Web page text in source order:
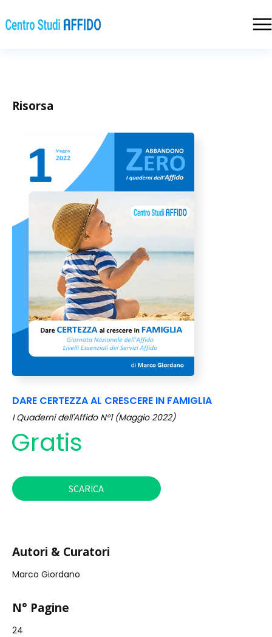
Risorsa
DARE CERTEZZA AL CRESCERE IN FAMIGLIA
I Quaderni dell'Affido N°1 (Maggio 2022)
Gratis
SCARICA
Autori & Curatori
Marco Giordano
N° Pagine
24